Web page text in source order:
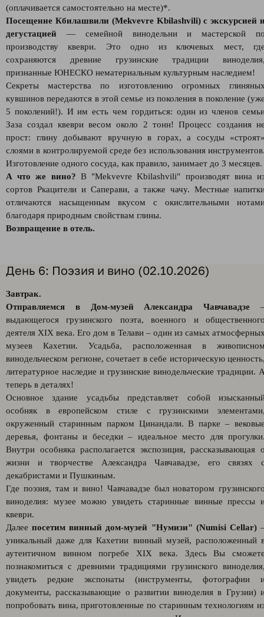
(оплачивается самостоятельно на месте)*.
Посещение Кбилашвили (Mekvevre Kbilashvili) с экскурсией
дегустацией — семейной винодельни и мастерской
производству квеври. Это одно из ключевых мест,
сохраняются древние грузинские традиции
признанные ЮНЕСКО нематериальным культурным наследием!
Секреты мастерства по изготовлению огромных
кувшинов передаются в этой семье из поколения в поколение
5 поколений!). И им есть чем гордиться: один из членов
Заза создал квеври весом около 2 тонн! Процесс создания
прост: глину добывают вручную в горах, а сосуды
слоями в контролируемой среде без использования
Изготовление одного сосуда, как правило, занимает до 3 месяцев.
А что же вино? В "Mekvevre Kbilashvili" производят вина
сортов Ркацители и Саперави, а также чачу. Местные
отличаются насыщенным вкусом с окислительными
благодаря природным свойствам глины.
Возвращение в отель.
День 6: Поэзия и вино (02.10.2026)
Завтрак.
Отправляемся в Дом-музей Александра Чавчавадзе
выдающегося грузинского поэта, военного и
деятеля XIX века. Его дом в Телави – один из самых
музеев Кахетии. Усадьба, расположенная в
винодельческом регионе, сочетает в себе историческую
литературное наследие и грузинские винодельческие традиции.
теперь в деталях!
Основное здание усадьбы представляет собой
особняк в европейском стиле с грузинскими
окруженный старинным парком Цинандали. В парке –
деревья, фонтаны и беседки – идеальное место для
Внутри особняка располагается экспозиция, рассказывающая
жизни и творчестве Александра Чавчавадзе, его связях
декабристами и Пушкиным.
Где поэзия, там и вино! Чавчавадзе был новатором
виноделия: музее можно увидеть старинные винные прессы
квеври.
Далеепосетим винный дом-музей "Нумизи" (Numisi Cellar)
уникальный даже для Кахетии винный музей, расположенный
аутентичном винном погребе XIX века. Здесь Вы
познакомиться с древними традициями грузинского
увидеть редкие экспонаты (инструменты, фотографии
документы, рассказывающие о развитии виноделия в Грузии)
попробовать вина, приготовленные по старинным технологиям